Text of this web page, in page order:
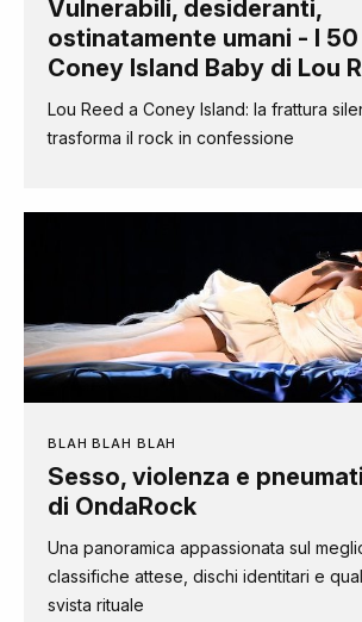
Vulnerabili, desideranti,
ostinatamente umani - I
Coney Island Baby di Lou
Lou Reed a Coney Island: la frattura
trasforma il rock in confessione
BLAH BLAH BLAH
Sesso, violenza e
di OndaRock
Una panoramica appassionata sul
classifiche attese, dischi identitari e
svista rituale